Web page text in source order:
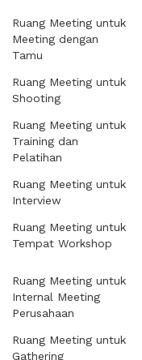
Ruang Meeting untuk
Meeting dengan
Tamu
Ruang Meeting untuk
Shooting
Ruang Meeting untuk
Training dan
Pelatihan
Ruang Meeting untuk
Interview
Ruang Meeting untuk
Tempat Workshop
Ruang Meeting untuk
Internal Meeting
Perusahaan
Ruang Meeting untuk
Gathering